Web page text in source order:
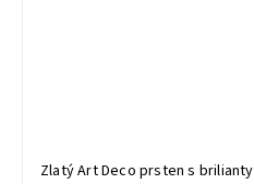
Zlatý Art Deco prsten s brilianty